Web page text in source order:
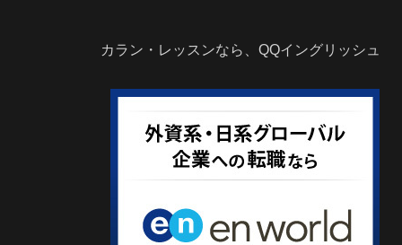
カラン・レッスンなら、QQイングリッシュ